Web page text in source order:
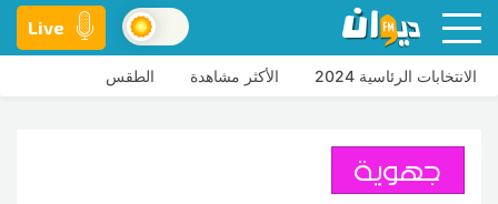
Live
الانتخابات الرئاسية 2024 الأكثر مشاهدة الطقس
جهوية